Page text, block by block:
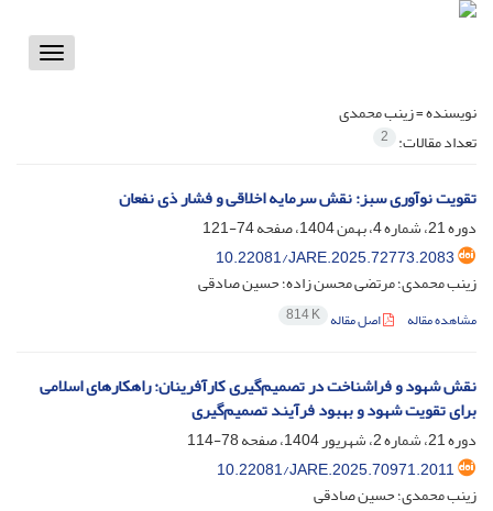
Toggle
نویسنده =زینب محمدی
تعداد مقالات: 2
تقویت نوآوری سبز: نقش سرمایه اخلاقی و فشار ذی نفعان
دوره 21، شماره 4، بهمن 1404، صفحه
74-121
10.22081/JARE.2025.72773.2083
زینب محمدی؛ مرتضی محسن زاده؛ حسین صادقی
مشاهده مقاله اصل مقاله 814 K
نقش شهود و فراشناخت در تصمیم‌گیری کارآفرینان: راهکارهای اسلامی
برای تقویت شهود و بهبود فرآیند تصمیم‌گیری
دوره 21، شماره 2، شهریور 1404، صفحه
78-114
10.22081/JARE.2025.70971.2011
زینب محمدی؛ حسین صادقی